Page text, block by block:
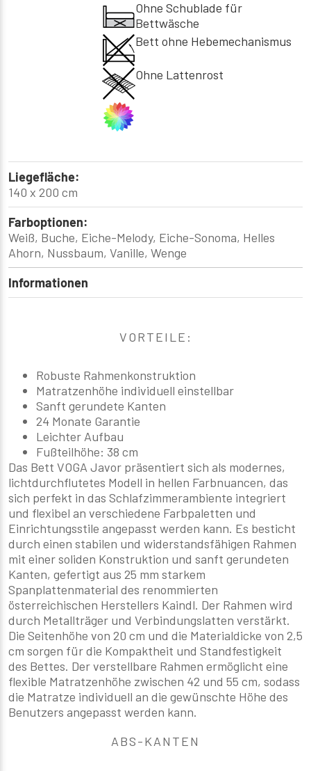
Ohne Schublade für
Bettwäsche
Bett ohne Hebemechanismus
Ohne Lattenrost
Liegefläche:
140 x 200 cm
Farboptionen:
Weiß, Buche, Eiche-Melody, Eiche-Sonoma, Helles
Ahorn, Nussbaum, Vanille, Wenge
Informationen
VORTEILE:
Robuste Rahmenkonstruktion
Matratzenhöhe individuell einstellbar
Sanft gerundete Kanten
24 Monate Garantie
Leichter Aufbau
Fußteilhöhe: 38 cm
Das Bett VOGA Javor präsentiert sich als modernes,
lichtdurchflutetes Modell in hellen Farbnuancen, das
sich perfekt in das Schlafzimmerambiente integriert
und flexibel an verschiedene Farbpaletten und
Einrichtungsstile angepasst werden kann. Es besticht
durch einen stabilen und widerstandsfähigen Rahmen
mit einer soliden Konstruktion und sanft gerundeten
Kanten, gefertigt aus 25 mm starkem
Spanplattenmaterial des renommierten
österreichischen Herstellers Kaindl. Der Rahmen wird
durch Metallträger und Verbindungslatten verstärkt.
Die Seitenhöhe von 20 cm und die Materialdicke von 2,5
cm sorgen für die Kompaktheit und Standfestigkeit
des Bettes. Der verstellbare Rahmen ermöglicht eine
flexible Matratzenhöhe zwischen 42 und 55 cm, sodass
die Matratze individuell an die gewünschte Höhe des
Benutzers angepasst werden kann.
ABS-KANTEN